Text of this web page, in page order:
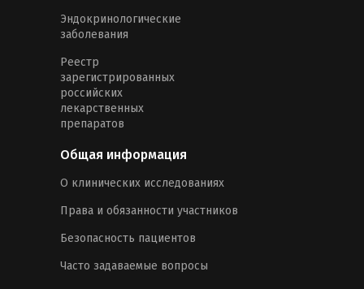
Эндокринологические
заболевания
Реестр
зарегистрированных
российских
лекарственных
препаратов
Общая информация
О клинических исследованиях
Права и обязанности участников
Безопасность пациентов
Часто задаваемые вопросы